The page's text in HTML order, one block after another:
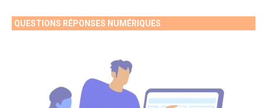
QUESTIONS RÉPONSES NUMÉRIQUES